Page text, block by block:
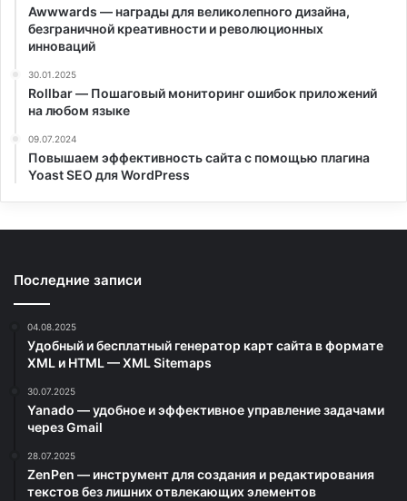
Awwwards — награды для великолепного дизайна,
безграничной креативности и революционных
инноваций
30.01.2025
Rollbar — Пошаговый мониторинг ошибок приложений
на любом языке
09.07.2024
Повышаем эффективность сайта с помощью плагина
Yoast SEO для WordPress
Последние записи
04.08.2025
Удобный и бесплатный генератор карт сайта в формате
XML и HTML — XML Sitemaps
30.07.2025
Yanado — удобное и эффективное управление задачами
через Gmail
28.07.2025
ZenPen — инструмент для создания и редактирования
текстов без лишних отвлекающих элементов